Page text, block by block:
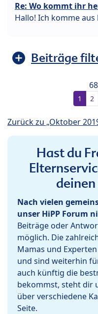
Re: Wo kommt ihr
Hallo! Ich komme aus
Beiträge
1 2
Zurück zu „Oktober
Hast du
Nach vielen
unser HiPP Forum
Beiträge oder
möglich. Die
Mamas und
und sind weiterhin
auch künftig die
bekommst, steht dir
über verschiedene
Seite.